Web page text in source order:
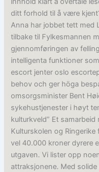
ditt forhold til å være
Anna har jobbet tett med
tilbake til Fylkesmannen
gjennomføringen av
intelligenta funktioner
escort jenter oslo
behov och ger höga
omsorgsminister Bent
sykehustjenester i høyt
kulturkveld” Et
Kulturskolen og
vel 40.000 kroner dyrere
utgaven. Vi lister opp
attraksjonene. Med